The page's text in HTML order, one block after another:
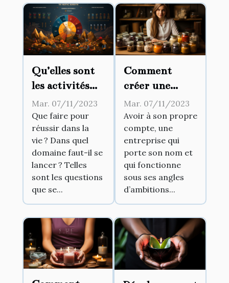
Qu’elles sont
les activités
rentables ?
Mar. 07/11/2023
Que faire pour
réussir dans la
vie ? Dans quel
domaine faut-il se
lancer ? Telles
sont les questions
que se...
Comment
créer une
entreprise à
son propre
compte ?
Mar. 07/11/2023
Avoir à son propre
compte, une
entreprise qui
porte son nom et
qui fonctionne
sous ses angles
d’ambitions...